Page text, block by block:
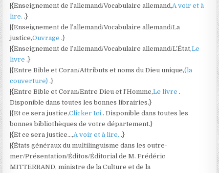
|{Enseignement de l’allemand/Vocabulaire allemand,A voir et à
lire..}
|{Enseignement de l’allemand/Vocabulaire allemand/La
justice,Ouvrage.}
|{Enseignement de l’allemand/Vocabulaire allemand/L’État,Le
livre.}
|{Entre Bible et Coran/Attributs et noms du Dieu unique,(la
couverture).}
|{Entre Bible et Coran/Entre Dieu et l’Homme,Le livre.
Disponible dans toutes les bonnes librairies.}
|{Et ce sera justice,Clicker Ici. Disponible dans toutes les
bonnes bibliothèques de votre département.}
|{Et ce sera justice…,A voir et à lire..}
|{États généraux du multilinguisme dans les outre-
mer/Présentation/Éditos/Éditorial de M. Frédéric
MITTERRAND, ministre de la Culture et de la